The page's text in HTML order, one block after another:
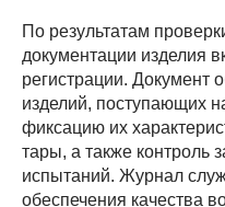
По результатам
документации изделия
регистрации. Документ
изделий, поступающих
фиксацию их
тары, а также контроль
испытаний. Журнал
обеспечения качества